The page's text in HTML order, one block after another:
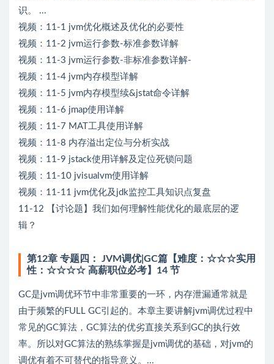
识。 ...
视频：11-1 jvm优化概述及优化的必要性
视频：11-2 jvm运行参数-标准参数详解
视频：11-3 jvm运行参数-非标准参数详解-
视频：11-4 jvm内存模型详解
视频：11-5 jvm内存模型续&jstat命令详解
视频：11-6 jmap使用详解
视频：11-7 MAT工具使用详解
视频：11-8 内存溢出定位与分析实战
视频：11-9 jstack使用详解及定位死锁问题
视频：11-10 jvisualvm使用详解
视频：11-11 jvm优化及jdk监控工具知识点复盘
11-12 【讨论题】我们如何理解性能优化的最底层的逻
辑？
第12章 专题四： JVM调优|GC篇【难度：☆☆☆实用
性：☆☆☆☆ 高薪职位必考】14 节
GC是jvm调优环节中非常重要的一环，内存泄漏通常就是
由于频繁的FULL GC引起的。本章主要讲解jvm调优过程中
常见的GC算法，GC算法的优劣直接关系到GC的执行效
率。所以对GC算法的熟练掌握是jvm调优的基础，对jvm的
调优有着不可替代的指导意义。...